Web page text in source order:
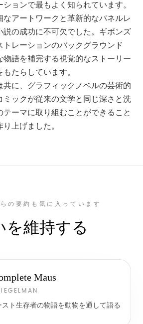
ョンで最もよく知られています。
なアートワークと革新的なパネルレ
説の成功に不可欠でした。ギボンズ
トレーションのバックグラウンド
物語を補完する視覚的なストーリー
たらしています。
共に、グラフィックノベルの芸術的
ミックが従来の文学と同じ深さと洗
テーマに取り組むことができること
上げました。
の要約も気に入っています
を維持する
Maus
スト生存者の物語を動物を通して語る